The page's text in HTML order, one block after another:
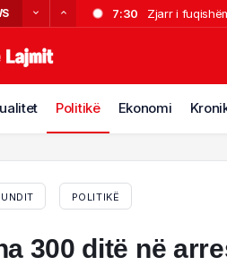
7:30
Zjarr i
Politikë Ekonomi
POLITIKË
300 ditë në